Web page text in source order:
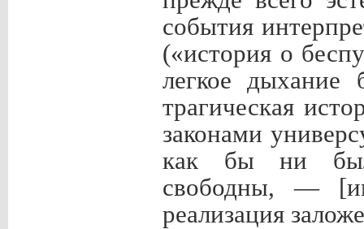
события
(«история о
легкое дыхание
трагическая
законами
как бы ни
свободны,
—
реализация